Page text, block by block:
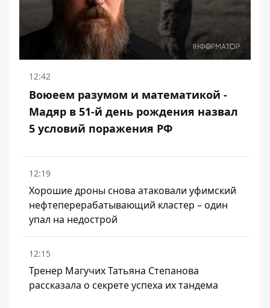
12:42
Воюеем разумом и математикой -
Мадяр в 51-й день рождения назвал
5 условий поражения РФ
12:19
Хорошие дроны снова атаковали уфимский
нефтеперерабатывающий кластер – один
упал на недострой
12:15
Тренер Магучих Татьяна Степанова
рассказала о секрете успеха их тандема